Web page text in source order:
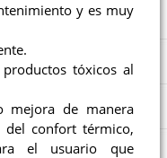
y es muy
tóxicos al
mejora de manera
del confort térmico,
el usuario que